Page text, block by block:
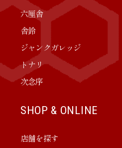
六厘舎
舎鈴
ジャンクガレッジ
トナリ
次念序
SHOP & ONLINE
店舗を探す